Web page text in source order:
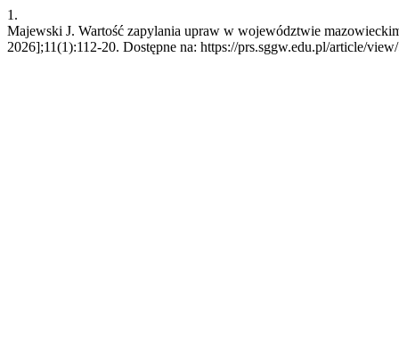
1.
Majewski J. Wartość zapylania upraw w województwie
2026];11(1):112-20. Dostępne na: https://prs.sggw.edu.pl/article/